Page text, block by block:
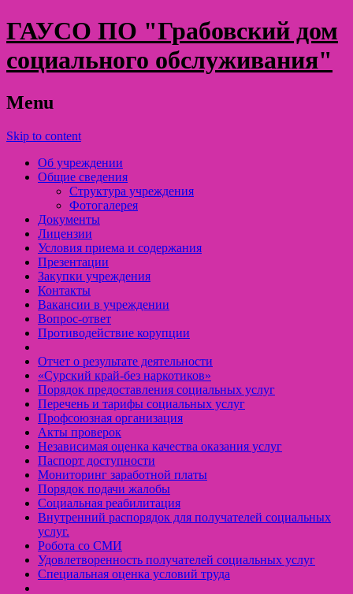
ГАУСО ПО "Грабовский дом
социального обслуживания"
Menu
Skip to content
Об учреждении
Общие сведения
Структура учреждения
Фотогалерея
Документы
Лицензии
Условия приема и содержания
Презентации
Закупки учреждения
Контакты
Вакансии в учреждении
Вопрос-ответ
Противодействие корупции
Отчет о результате деятельности
«Cурский край-без наркотиков»
Порядок предоставления социальных услуг
Перечень и тарифы социальных услуг
Профсоюзная организация
Акты проверок
Независимая оценка качества оказания услуг
Паспорт доступности
Мониторинг заработной платы
Порядок подачи жалобы
Социальная реабилитация
Внутренний распорядок для получателей социальных
услуг.
Робота со СМИ
Удовлетворенность получателей социальных услуг
Специальная оценка условий труда